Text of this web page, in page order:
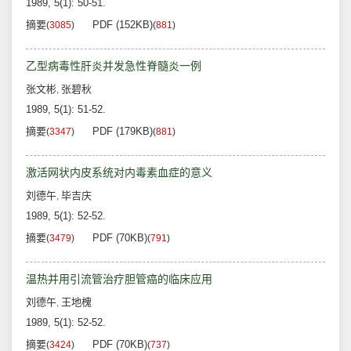
1989, 5(1): 50-51.
摘要(3085) PDF (152KB)(881)
乙型病毒性肝炎并发急性脊髓炎一例
张文彬, 张碧秋
1989, 5(1): 51-52.
摘要(3347) PDF (179KB)(881)
激活网状内皮系统对内毒素血症的意义
刘德午, 毕吉庆
1989, 5(1): 52-52.
摘要(3479) PDF (70KB)(791)
温热并用引流管治疗胆管癌的临床应用
刘德午, 王地槐
1989, 5(1): 52-52.
摘要(3424) PDF (70KB)(737)